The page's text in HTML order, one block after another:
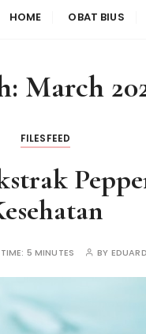
HOME OBAT BIUS
March
FILESFEED
5 MINUTES BY